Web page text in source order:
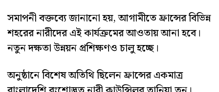
সমাপনী বক্তব্যে জানানো হয়, আগামীতে ফ্রান্সের বিভিন্ন
শহরের নারীদের এই কার্যক্রমের আওতায় আনা হবে।
নতুন দক্ষতা উন্নয়ন প্রশিক্ষণও চালু হচ্ছে।
অনুষ্ঠানে বিশেষ অতিথি ছিলেন ফ্রান্সের একমাত্র